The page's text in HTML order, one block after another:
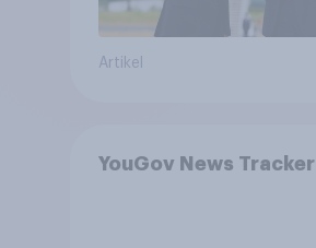
Artikel
YouGov News Tracker